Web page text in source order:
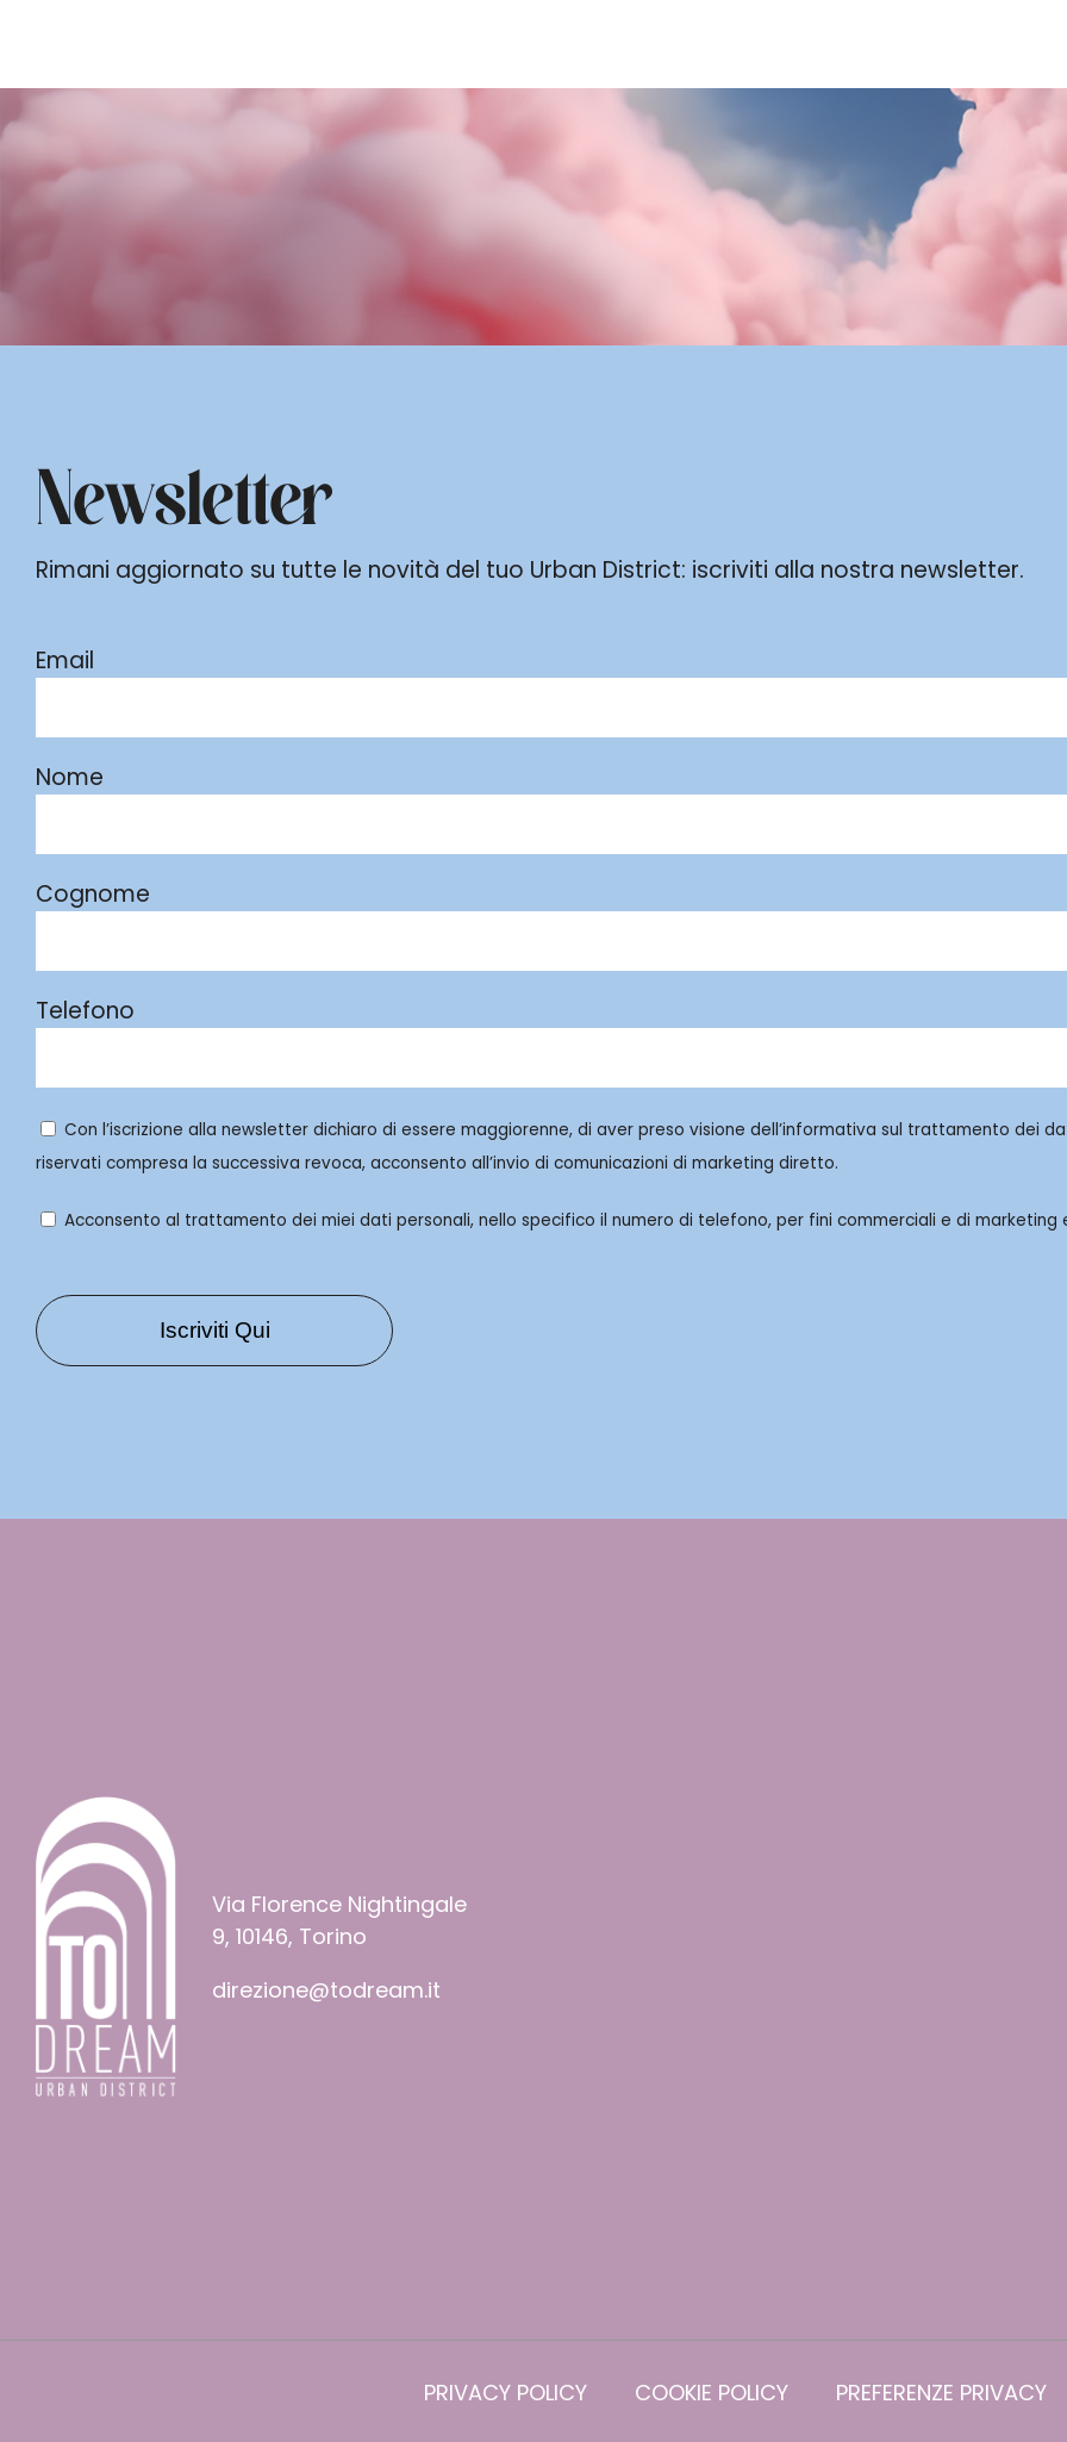
Newsletter
Rimani aggiornato su tutte le novità del tuo Urban District: iscriviti alla nostra newsletter.
Email
Nome
Cognome
Telefono
Con l’iscrizione alla newsletter dichiaro di essere maggiorenne, di aver preso visione dell’informativa sul trattamento dei
riservati compresa la successiva revoca, acconsento all’invio di comunicazioni di marketing diretto.
Acconsento al trattamento dei miei dati personali, nello specifico il numero di telefono, per fini commerciali e di marketing
Via Florence Nightingale
9, 10146, Torino
direzione@todream.it
PRIVACY POLICY COOKIE POLICY PREFERENZE PRIVACY